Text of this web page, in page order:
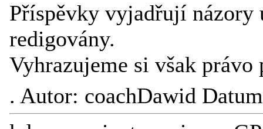
Příspěvky vyjadřují názory
redigovány.
Vyhrazujeme si však
. Autor: coachDawid